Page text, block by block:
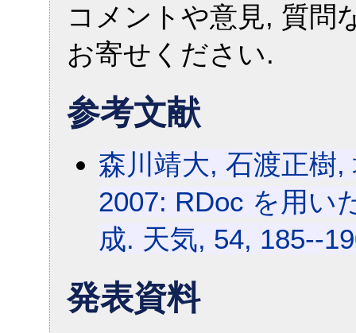
コメントや意見, 質問
お寄せください.
参考文献
森川靖大, 石渡正樹
2007: RDoc を用い
成. 天気, 54, 185--
発表資料